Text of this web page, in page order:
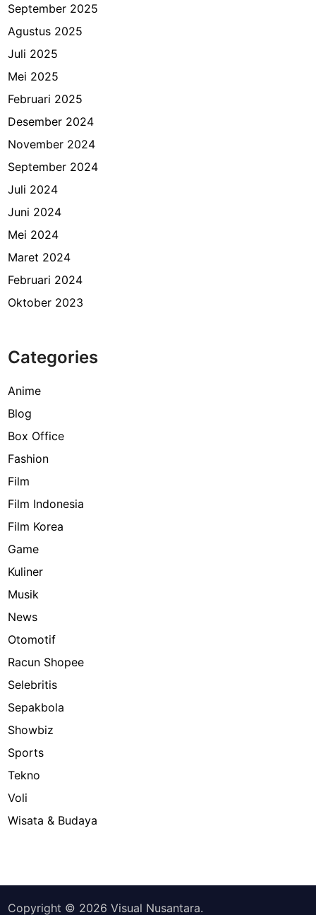
September 2025
Agustus 2025
Juli 2025
Mei 2025
Februari 2025
Desember 2024
November 2024
September 2024
Juli 2024
Juni 2024
Mei 2024
Maret 2024
Februari 2024
Oktober 2023
Categories
Anime
Blog
Box Office
Fashion
Film
Film Indonesia
Film Korea
Game
Kuliner
Musik
News
Otomotif
Racun Shopee
Selebritis
Sepakbola
Showbiz
Sports
Tekno
Voli
Wisata & Budaya
Copyright © 2026Visual Nusantara.